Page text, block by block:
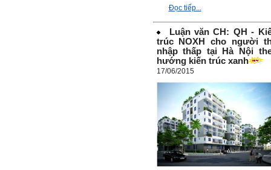
Đọc tiếp...
Luận văn CH: QH -
trúc NOXH cho người
nhập thấp tại Hà Nội
hướng kiến trúc xanh
17/06/2015